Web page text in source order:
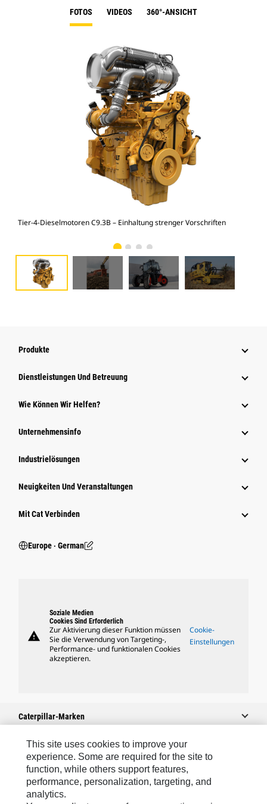
FOTOS VIDEOS 360°-ANSICHT
Tier-4-Dieselmotoren C9.3B – Einhaltung strenger Vorschriften
Produkte
Dienstleistungen Und Betreuung
Wie Können Wir Helfen?
Unternehmensinfo
Industrielösungen
Neuigkeiten Und Veranstaltungen
Mit Cat Verbinden
Europe ‧ German
warning
Soziale Medien
Cookies Sind Erforderlich
Zur Aktivierung dieser Funktion müssen
Sie die Verwendung von Targeting-,
Performance- und funktionalen Cookies
akzeptieren.
Cookie-
Einstellungen
Caterpillar-Marken
Caterpillar.com
Caterpillar Kontaktieren
Meine Marketing-Präferenzen
This site uses cookies to improve your
experience. Some are required for the site to
function, while others support features,
performance, personalization, targeting, and
analytics.